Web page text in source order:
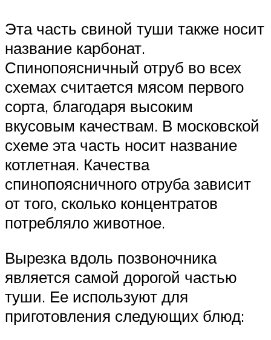
Эта часть свиной туши также носит
название карбонат.
Спинопоясничный отруб во всех
схемах считается мясом первого
сорта, благодаря высоким
вкусовым качествам. В московской
схеме эта часть носит название
котлетная. Качества
спинопоясничного отруба зависит
от того, сколько концентратов
потребляло животное.
Вырезка вдоль позвоночника
является самой дорогой частью
туши. Ее используют для
приготовления следующих блюд: